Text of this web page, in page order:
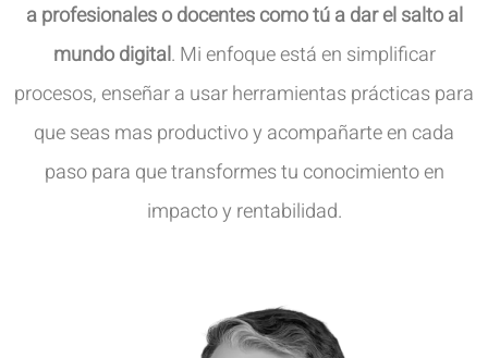
a profesionales o docentes como tú a dar el salto al
mundo digital. Mi enfoque está en simplificar
procesos, enseñar a usar herramientas prácticas para
que seas mas productivo y acompañarte en cada
paso para que transformes tu conocimiento en
impacto y rentabilidad.